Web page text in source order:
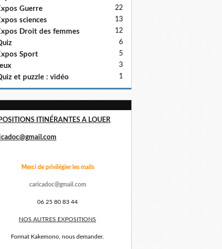
Guerre 22
sciences 13
Droit des femmes 12
6
Sport 5
3
et puzzle : vidéo 1
ITINÉRANTES A LOUER
Merci de privilégier les mails
caricadoc@gmail.com
06 25 80 83 44
NOS AUTRES EXPOSITIONS
Format Kakemono, nous demander.